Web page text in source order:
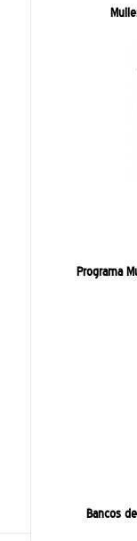
Programa
Bancos